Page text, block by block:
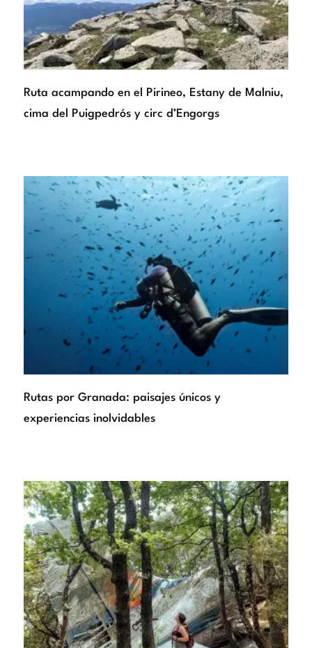
Ruta acampando en el Pirineo, Estany de Malniu,
cima del Puigpedrós y circ d’Engorgs
Rutas por Granada: paisajes únicos y
experiencias inolvidables